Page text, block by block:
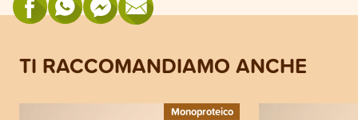
TI RACCOMANDIAMO ANCHE
Monoproteico